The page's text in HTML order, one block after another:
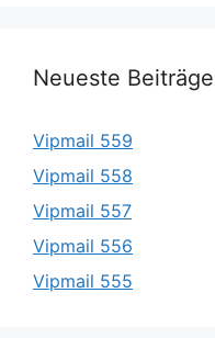
Neueste Beiträge
Vipmail 559
Vipmail 558
Vipmail 557
Vipmail 556
Vipmail 555